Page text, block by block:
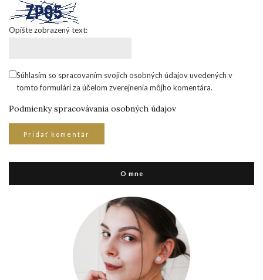
Opíšte zobrazený text:
Súhlasím so spracovaním svojich osobných údajov uvedených v
tomto formulári za účelom zverejnenia môjho komentára.
Podmienky spracovávania osobných údajov
O mne